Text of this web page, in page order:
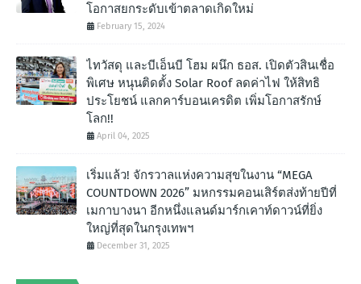
โอกาสยกระดับเข้าตลาดเกิดใหม่
February 15, 2024
ไทวัสดุ และบีเอ็นบี โฮม ผนึก ธอส. เปิดตัวสินเชื่อ
พิเศษ หนุนติดตั้ง Solar Roof ลดค่าไฟ ให้สิทธิ
ประโยชน์ แลกคาร์บอนเครดิต เพิ่มโอกาสรักษ์
โลก!!
April 04, 2025
เริ่มแล้ว! จักรวาลแห่งความสุขในงาน “MEGA
COUNTDOWN 2026” มหกรรมคอนเสิร์ตส่งท้ายปีที่
เมกาบางนา อีกหนึ่งแลนด์มาร์กเคาท์ดาวน์ที่ยิ่ง
ใหญ่ที่สุดในกรุงเทพฯ
December 31, 2025